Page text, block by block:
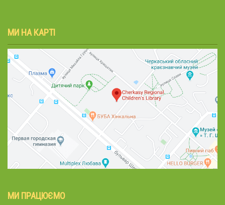
МИ НА КАРТІ
МИ ПРАЦЮЄМО